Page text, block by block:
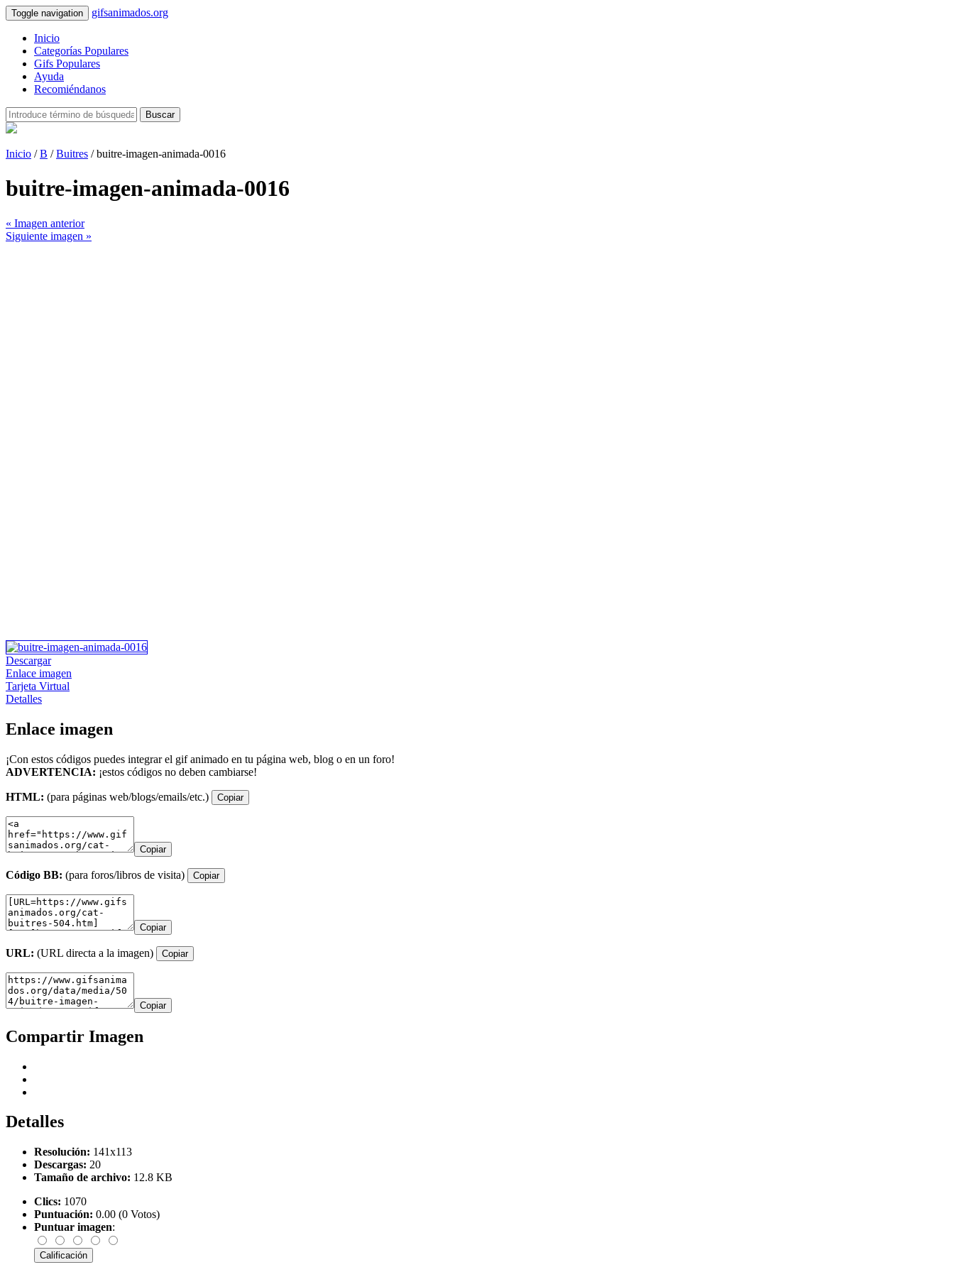
Toggle navigation gifsanimados.org
Inicio
Categorías Populares
Gifs Populares
Ayuda
Recomiéndanos
Buscar
Inicio /B /Buitres / buitre-imagen-animada-0016
buitre-imagen-animada-0016
« Imagen anterior
Siguiente imagen »
Descargar
Enlace imagen
Tarjeta Virtual
Detalles
Enlace imagen
¡Con estos códigos puedes integrar el gif animado en tu página web, blog o en un foro!
ADVERTENCIA: ¡estos códigos no deben cambiarse!
HTML: (para páginas web/blogs/emails/etc.) Copiar
Copiar
Código BB: (para foros/libros de visita) Copiar
Copiar
URL: (URL directa a la imagen) Copiar
Copiar
Compartir Imagen
Detalles
Resolución: 141x113
Descargas: 20
Tamaño de archivo: 12.8 KB
Clics: 1070
Puntuación: 0.00 (0 Votos)
Puntuar imagen: